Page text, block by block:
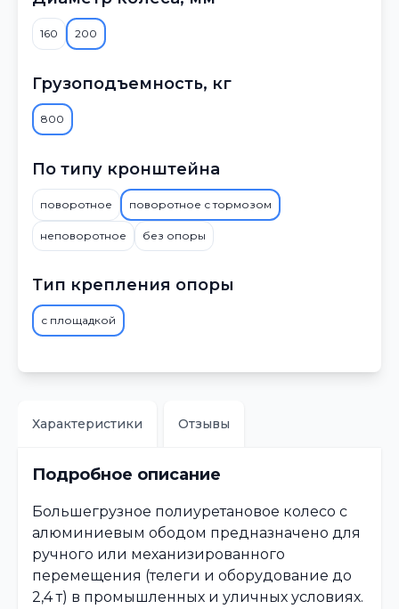
160 200
Грузоподъемность, кг
800
По типу кронштейна
поворотное поворотное с тормозом
неповоротное без опоры
Тип крепления опоры
с площадкой
Характеристики Отзывы
Подробное описание
Большегрузное полиуретановое колесо с
алюминиевым ободом предназначено для
ручного или механизированного
перемещения (телеги и оборудование до
2,4 т) в промышленных и уличных условиях.